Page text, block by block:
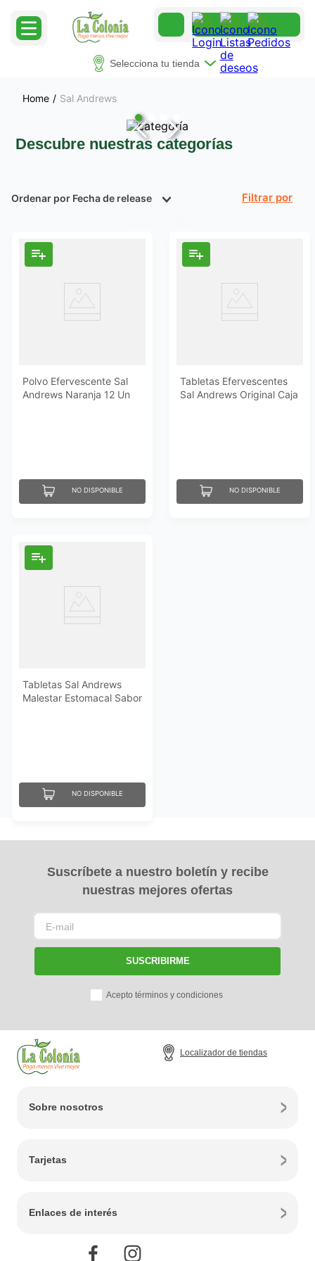
Selecciona tu tienda
Sal Andrews
Descubre nuestras categorías
Ordenar por Fecha de release
Polvo Efervescente Sal
Andrews Naranja 12 Un
NO DISPONIBLE
Tabletas Efervescentes
Sal Andrews Original Caja
NO DISPONIBLE
Tabletas Sal Andrews
Malestar Estomacal Sabor
NO DISPONIBLE
Suscríbete a nuestro boletín y recibe
nuestras mejores ofertas
SUSCRIBIRME
Acepto términos y condiciones
Localizador de tiendas
Sobre nosotros
Tarjetas
Enlaces de interés